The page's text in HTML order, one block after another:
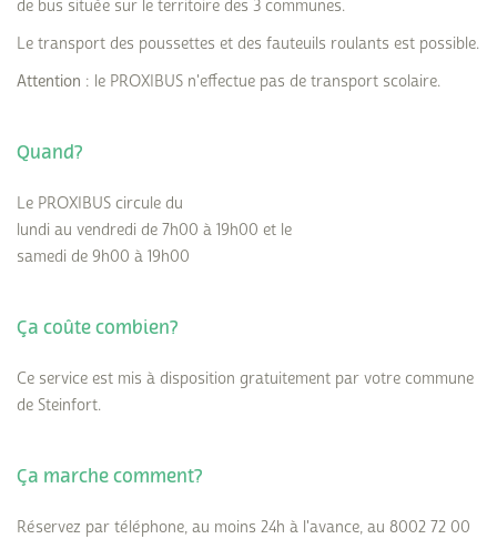
de bus située sur le territoire des 3 communes.
Le transport des poussettes et des fauteuils roulants est possible.
Attention : le PROXIBUS n'effectue pas de transport scolaire.
Quand?
Le PROXIBUS circule du
lundi au vendredi de 7h00 à 19h00 et le
samedi de 9h00 à 19h00
Ça coûte combien?
Ce service est mis à disposition gratuitement par votre commune
de Steinfort.
Ça marche comment?
Réservez par téléphone, au moins 24h à l'avance, au 8002 72 00